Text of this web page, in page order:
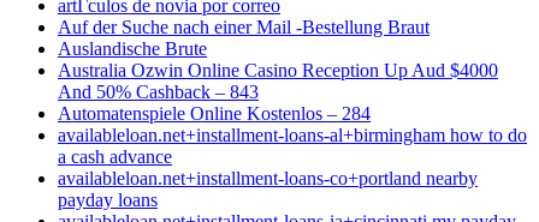
artГ­culos de novia por correo
Auf der Suche nach einer Mail -Bestellung Braut
Auslandische Brute
Australia Ozwin Online Casino Reception Up Aud $4000
And 50% Cashback – 843
Automatenspiele Online Kostenlos – 284
availableloan.net+installment-loans-al+birmingham how to do
a cash advance
availableloan.net+installment-loans-co+portland nearby
payday loans